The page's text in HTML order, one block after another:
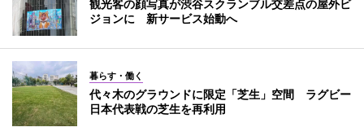
観光客の顔写真が渋谷スクランブル交差点の屋外ビ
ジョンに 新サービス始動へ
暮らす・働く
代々木のグラウンドに限定「芝生」空間 ラグビー
日本代表戦の芝生を再利用